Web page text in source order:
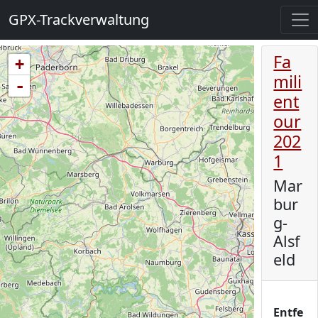
GPX-Trackverwaltung
+
-
Fa
mili
ent
our
202
1
Mar
bur
g-
Alsf
eld
Entfe